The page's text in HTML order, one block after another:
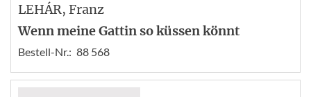
LEHÁR, Franz
Wenn meine Gattin so küssen könnt
Bestell-Nr.: 88 568